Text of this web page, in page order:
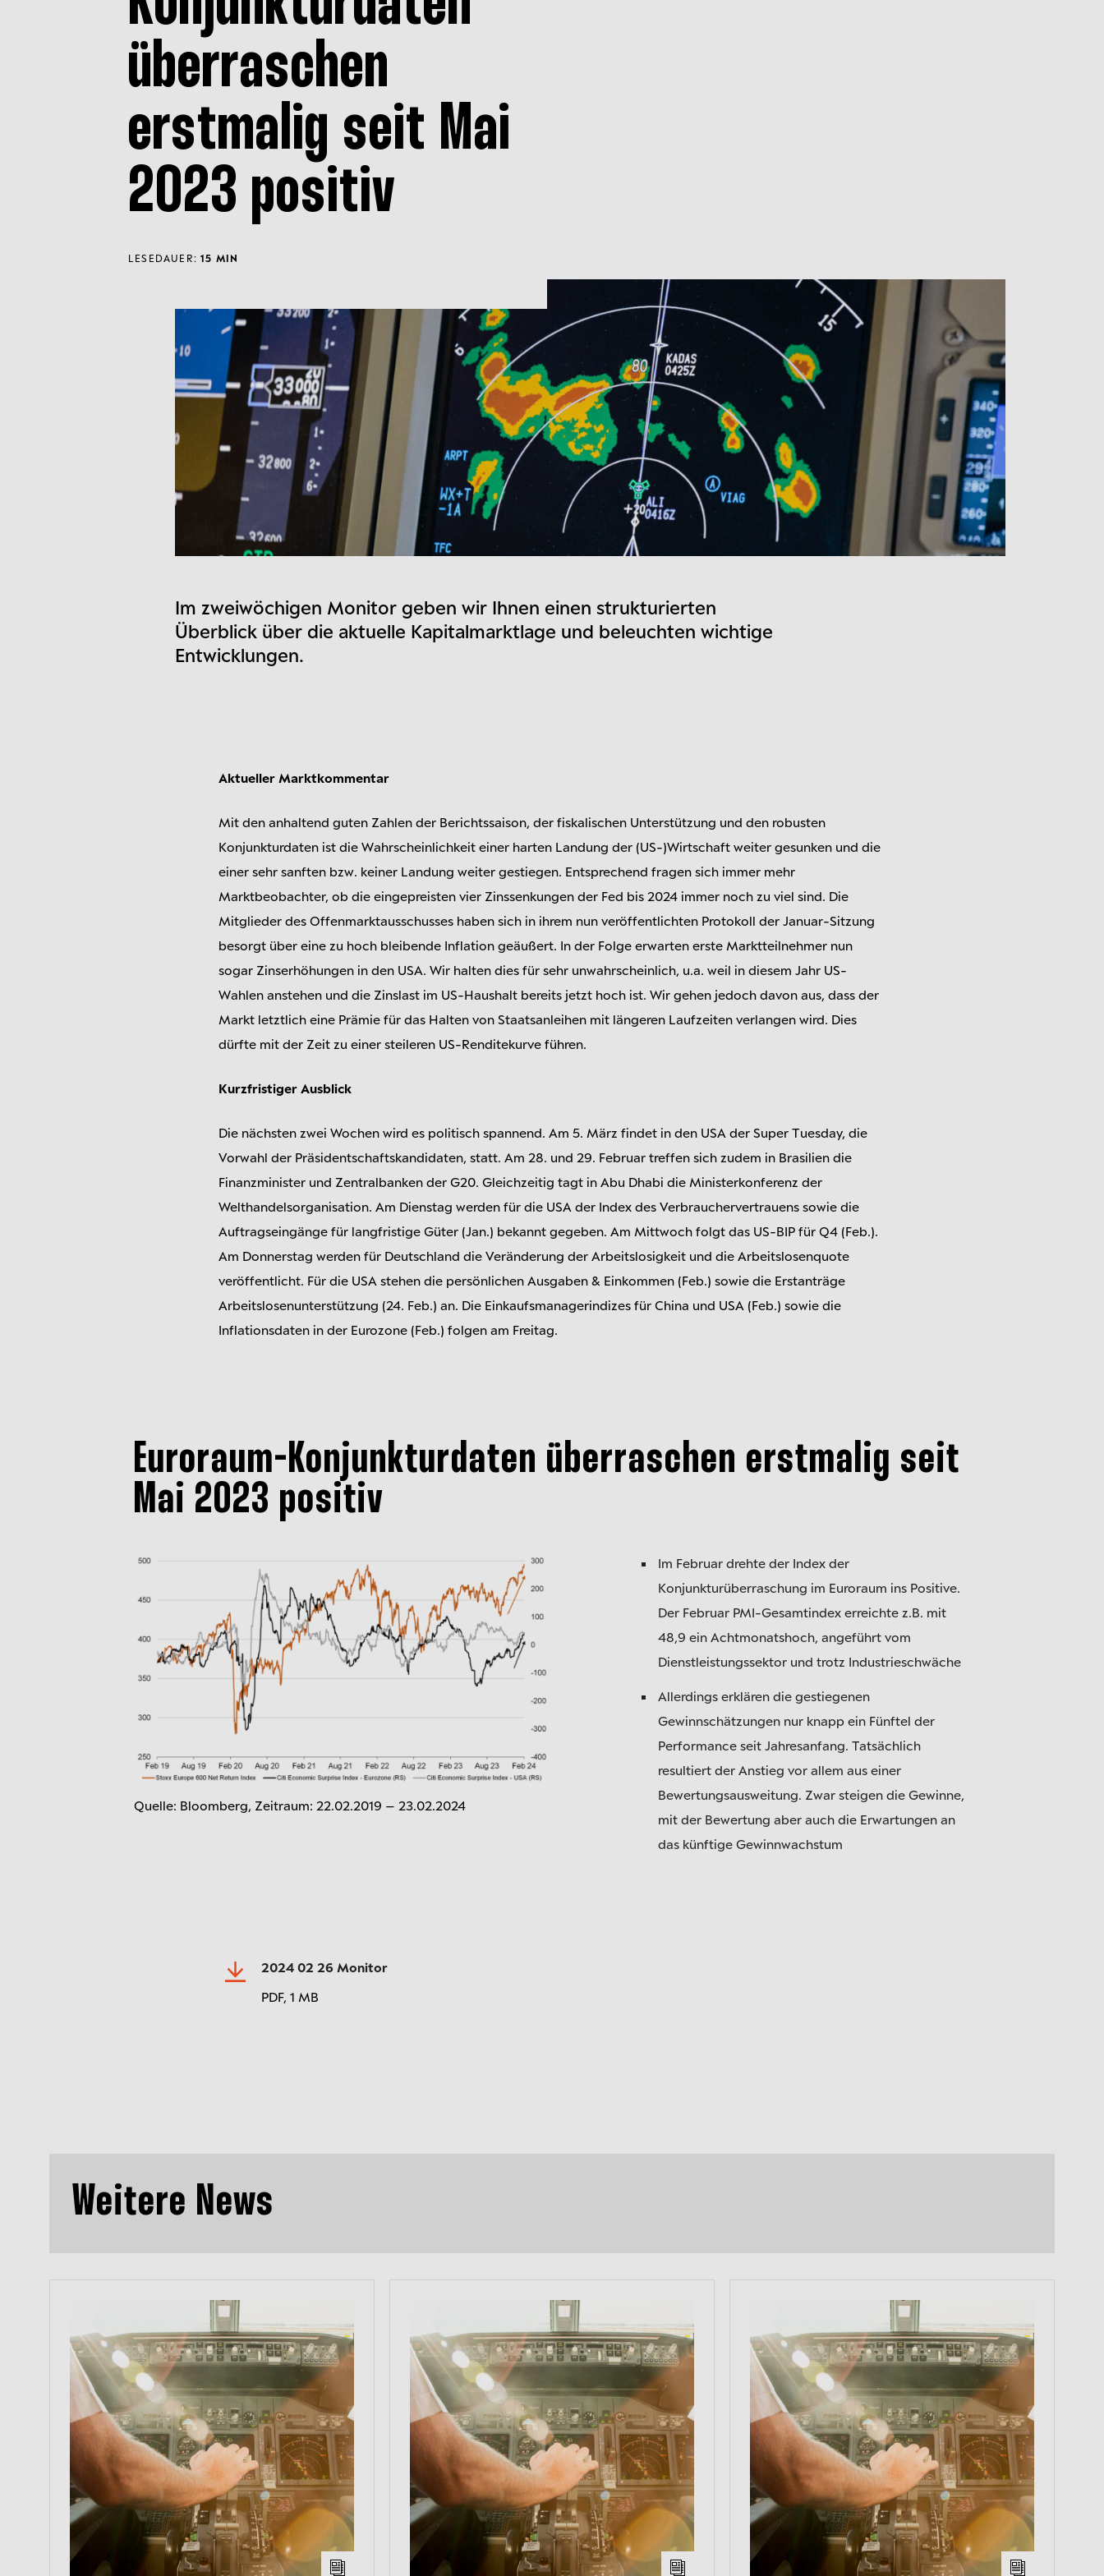
Im zweiwöchigen Monitor geben wir Ihnen einen strukturierten
Überblick über die aktuelle Kapitalmarktlage und beleuchten wichtige
Entwicklungen.
überraschen
erstmalig seit Mai
2023 positiv
LESEDAUER:15 MIN
Aktueller Marktkommentar
Mit den anhaltend guten Zahlen der Berichtssaison, der fiskalischen Unterstützung und den robusten
Konjunkturdaten ist die Wahrscheinlichkeit einer harten Landung der (US-)Wirtschaft weiter gesunken und die
einer sehr sanften bzw. keiner Landung weiter gestiegen. Entsprechend fragen sich immer mehr
Marktbeobachter, ob die eingepreisten vier Zinssenkungen der Fed bis 2024 immer noch zu viel sind. Die
Mitglieder des Offenmarktausschusses haben sich in ihrem nun veröffentlichten Protokoll der Januar-Sitzung
besorgt über eine zu hoch bleibende Inflation geäußert. In der Folge erwarten erste Marktteilnehmer nun
sogar Zinserhöhungen in den USA. Wir halten dies für sehr unwahrscheinlich, u.a. weil in diesem Jahr US-
Wahlen anstehen und die Zinslast im US-Haushalt bereits jetzt hoch ist. Wir gehen jedoch davon aus, dass der
Markt letztlich eine Prämie für das Halten von Staatsanleihen mit längeren Laufzeiten verlangen wird. Dies
dürfte mit der Zeit zu einer steileren US-Renditekurve führen.
Kurzfristiger Ausblick
Die nächsten zwei Wochen wird es politisch spannend. Am 5. März findet in den USA der Super Tuesday, die
Vorwahl der Präsidentschaftskandidaten, statt. Am 28. und 29. Februar treffen sich zudem in Brasilien die
Finanzminister und Zentralbanken der G20. Gleichzeitig tagt in Abu Dhabi die Ministerkonferenz der
Welthandelsorganisation. Am Dienstag werden für die USA der Index des Verbrauchervertrauens sowie die
Auftragseingänge für langfristige Güter (Jan.) bekannt gegeben. Am Mittwoch folgt das US-BIP für Q4 (Feb.).
Am Donnerstag werden für Deutschland die Veränderung der Arbeitslosigkeit und die Arbeitslosenquote
veröffentlicht. Für die USA stehen die persönlichen Ausgaben & Einkommen (Feb.) sowie die Erstanträge
Arbeitslosenunterstützung (24. Feb.) an. Die Einkaufsmanagerindizes für China und USA (Feb.) sowie die
Inflationsdaten in der Eurozone (Feb.) folgen am Freitag.
Euroraum-Konjunkturdaten überraschen erstmalig seit
Mai 2023 positiv
Quelle: Bloomberg, Zeitraum: 22.02.2019 – 23.02.2024
Im Februar drehte der Index der
Konjunkturüberraschung im Euroraum ins Positive.
Der Februar PMI-Gesamtindex erreichte z.B. mit
48,9 ein Achtmonatshoch, angeführt vom
Dienstleistungssektor und trotz Industrieschwäche
Allerdings erklären die gestiegenen
Gewinnschätzungen nur knapp ein Fünftel der
Performance seit Jahresanfang. Tatsächlich
resultiert der Anstieg vor allem aus einer
Bewertungsausweitung. Zwar steigen die Gewinne,
mit der Bewertung aber auch die Erwartungen an
das künftige Gewinnwachstum
2024 02 26 Monitor
PDF, 1 MB
Weitere News